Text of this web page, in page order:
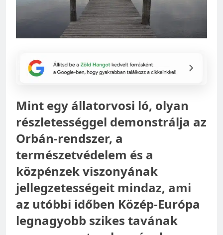
Mint egy állatorvosi ló, olyan
részletességgel demonstrálja az
Orbán-rendszer, a
természetvédelem és a
közpénzek viszonyának
jellegzetességeit mindaz, ami
az utóbbi időben Közép-Európa
legnagyobb szikes tavának